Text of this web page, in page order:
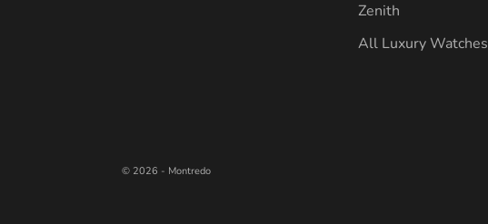
Zenith
All Luxury Watches
© 2026 - Montredo